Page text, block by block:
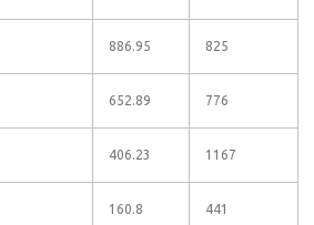
886.95 825
652.89 776
406.23 1167
160.8 441